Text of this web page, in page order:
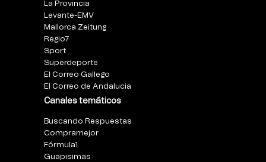
La Provincia
Levante-EMV
Mallorca Zeitung
Regio7
Sport
Superdeporte
El Correo Gallego
El Correo de Andalucia
Canales temáticos
Buscando Respuestas
Compramejor
Fórmula1
Guapisimas